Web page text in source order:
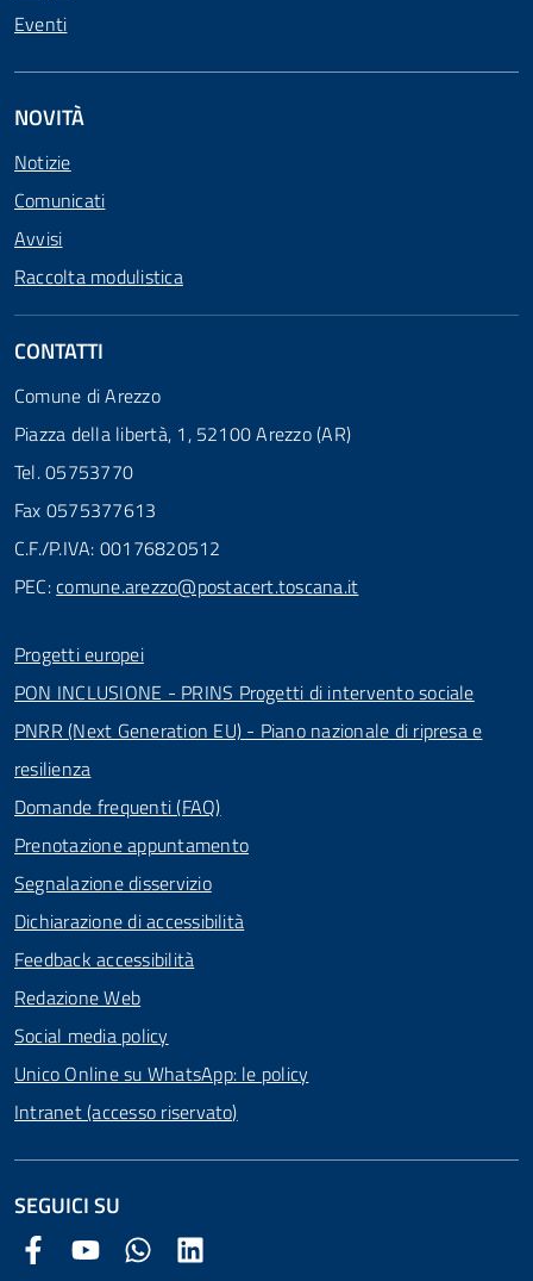
Eventi
NOVITÀ
Notizie
Comunicati
Avvisi
Raccolta modulistica
CONTATTI
Comune di Arezzo
Piazza della libertà, 1, 52100 Arezzo (AR)
Tel. 05753770
Fax 0575377613
C.F./P.IVA: 00176820512
PEC:comune.arezzo@postacert.toscana.it
Progetti europei
PON INCLUSIONE - PRINS Progetti di intervento sociale
PNRR (Next Generation EU) - Piano nazionale di ripresa e
resilienza
Domande frequenti (FAQ)
Prenotazione appuntamento
Segnalazione disservizio
Dichiarazione di accessibilità
Feedback accessibilità
Redazione Web
Social media policy
Unico Online su WhatsApp: le policy
Intranet (accesso riservato)
SEGUICI SU
Facebook Comune di Arezzo
Youtube Comune di Arezzo
Twitter Comune di Arezzo